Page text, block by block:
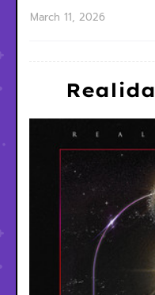
March 11, 2026